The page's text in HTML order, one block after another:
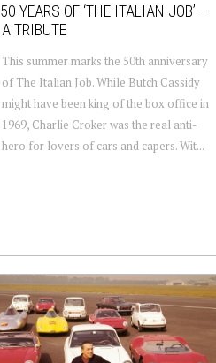
50 YEARS OF ‘THE ITALIAN JOB’ –
A TRIBUTE
This summer marks the 50th anniversary
of The Italian Job. While Butch Cassidy
might have been king of the box office in
1969, Charlie Croker was the real anti-
hero for lovers of cars and capers. Wit...